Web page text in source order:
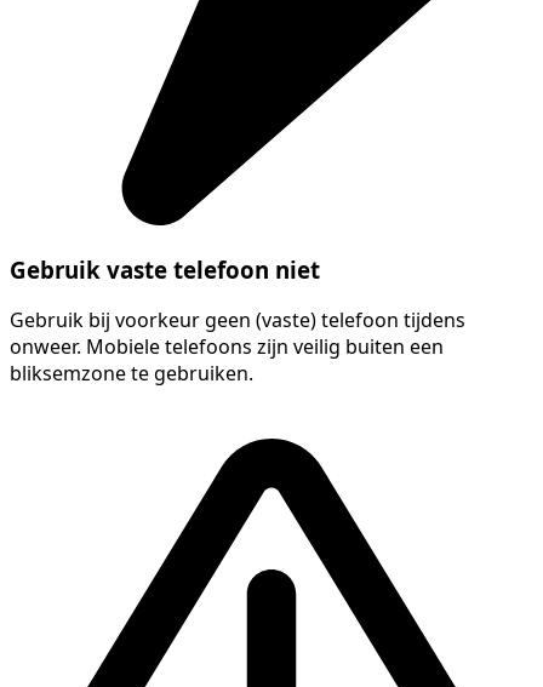
Gebruik vaste telefoon niet
Gebruik bij voorkeur geen (vaste) telefoon tijdens
onweer. Mobiele telefoons zijn veilig buiten een
bliksemzone te gebruiken.